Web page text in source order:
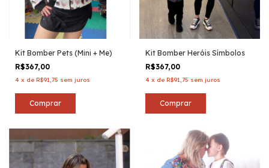
Kit Bomber Pets (Mini + Me)
R$367,00
4 x de R$91,75 sem juros
Comprar
Kit Bomber Heróis Símbolos
R$367,00
4 x de R$91,75 sem juros
Comprar